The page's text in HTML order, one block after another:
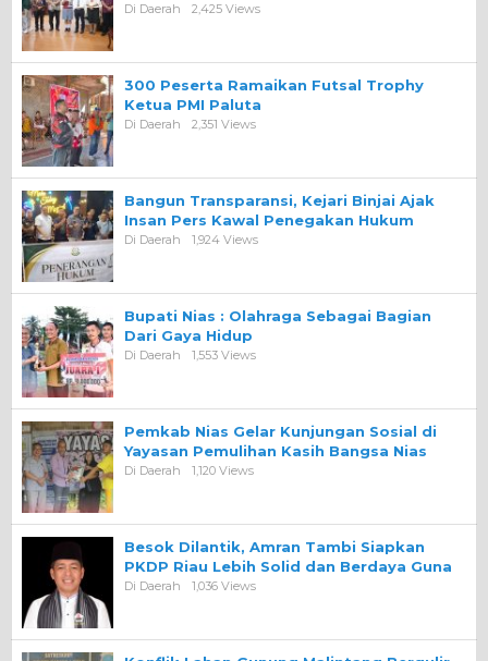
Di Daerah 2,425 Views
300 Peserta Ramaikan Futsal Trophy
Ketua PMI Paluta
Di Daerah 2,351 Views
Bangun Transparansi, Kejari Binjai Ajak
Insan Pers Kawal Penegakan Hukum
Di Daerah 1,924 Views
Bupati Nias : Olahraga Sebagai Bagian
Dari Gaya Hidup
Di Daerah 1,553 Views
Pemkab Nias Gelar Kunjungan Sosial di
Yayasan Pemulihan Kasih Bangsa Nias
Di Daerah 1,120 Views
Besok Dilantik, Amran Tambi Siapkan
PKDP Riau Lebih Solid dan Berdaya Guna
Di Daerah 1,036 Views